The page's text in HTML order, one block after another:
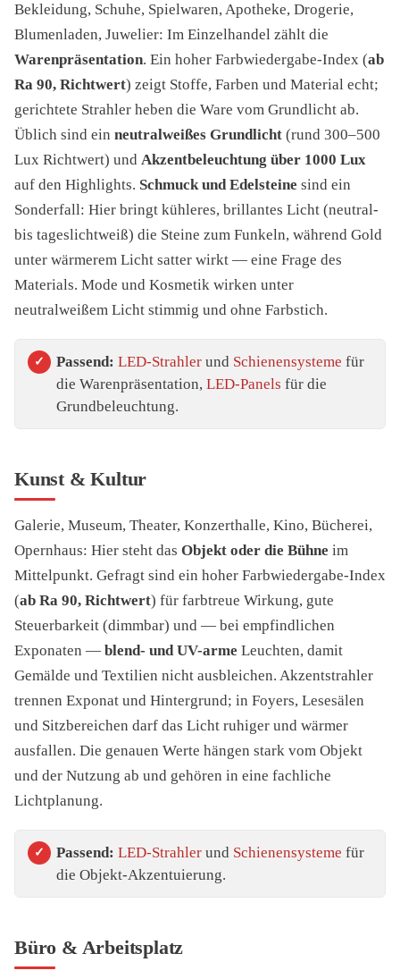
Bekleidung, Schuhe, Spielwaren, Apotheke, Drogerie,
Blumenladen, Juwelier: Im Einzelhandel zählt die
Warenpräsentation. Ein hoher Farbwiedergabe-Index (ab
Ra 90, Richtwert) zeigt Stoffe, Farben und Material echt;
gerichtete Strahler heben die Ware vom Grundlicht ab.
Üblich sind ein neutralweißes Grundlicht (rund 300–500
Lux Richtwert) und Akzentbeleuchtung über 1000 Lux
auf den Highlights. Schmuck und Edelsteine sind ein
Sonderfall: Hier bringt kühleres, brillantes Licht (neutral-
bis tageslichtweiß) die Steine zum Funkeln, während Gold
unter wärmerem Licht satter wirkt — eine Frage des
Materials. Mode und Kosmetik wirken unter
neutralweißem Licht stimmig und ohne Farbstich.
Passend: LED-Strahler und Schienensysteme für
die Warenpräsentation, LED-Panels für die
Grundbeleuchtung.
Kunst & Kultur
Galerie, Museum, Theater, Konzerthalle, Kino, Bücherei,
Opernhaus: Hier steht das Objekt oder die Bühne im
Mittelpunkt. Gefragt sind ein hoher Farbwiedergabe-Index
(ab Ra 90, Richtwert) für farbtreue Wirkung, gute
Steuerbarkeit (dimmbar) und — bei empfindlichen
Exponaten — blend- und UV-arme Leuchten, damit
Gemälde und Textilien nicht ausbleichen. Akzentstrahler
trennen Exponat und Hintergrund; in Foyers, Lesesälen
und Sitzbereichen darf das Licht ruhiger und wärmer
ausfallen. Die genauen Werte hängen stark vom Objekt
und der Nutzung ab und gehören in eine fachliche
Lichtplanung.
Passend: LED-Strahler und Schienensysteme für
die Objekt-Akzentuierung.
Büro & Arbeitsplatz